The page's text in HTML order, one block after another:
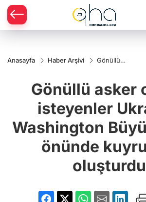
Anasayfa Haber Arşivi
Gönüllü
Ukrayna
Washington
önünde
kuyruklar
oluşturdu
Gönüllü asker
isteyenler
Washington
önünde
oluşturdu